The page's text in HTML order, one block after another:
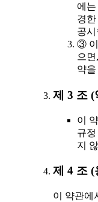
에
경
공
③ 이
으
약
제 3 조 (
이
규
지
제 4 조 (
이 약관에